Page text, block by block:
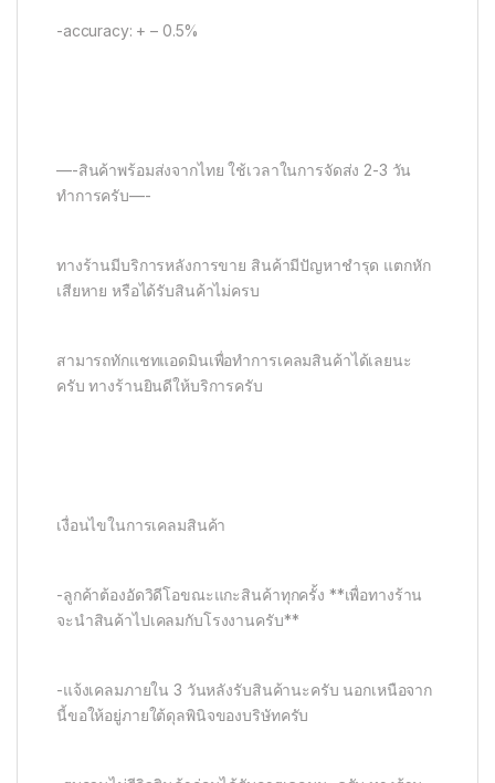
-accuracy: + – 0.5%
—-สินค้าพร้อมส่งจากไทย ใช้เวลาในการจัดส่ง 2-3 วัน
ทำการครับ—-
ทางร้านมีบริการหลังการขาย สินค้ามีปัญหาชำรุด แตกหัก
เสียหาย หรือได้รับสินค้าไม่ครบ
สามารถทักแชทแอดมินเพื่อทำการเคลมสินค้าได้เลยนะ
ครับ ทางร้านยินดีให้บริการครับ
เงื่อนไขในการเคลมสินค้า
-ลูกค้าต้องอัดวิดีโอขณะแกะสินค้าทุกครั้ง **เพื่อทางร้าน
จะนำสินค้าไปเคลมกับโรงงานครับ**
-แจ้งเคลมภายใน 3 วันหลังรับสินค้านะครับ นอกเหนือจาก
นี้ขอให้อยู่ภายใต้ดุลพินิจของบริษัทครับ